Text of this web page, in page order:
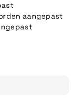
aangepast